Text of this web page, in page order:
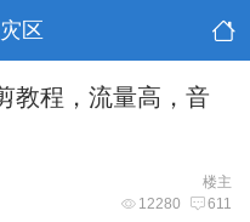
区
教程，流量高，音
楼主
12280 611